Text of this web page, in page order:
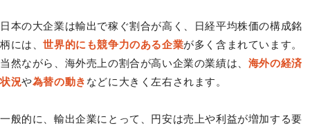
日本の大企業は輸出で稼ぐ割合が高く、日経平均株価の構成銘
柄には、世界的にも競争力のある企業が多く含まれています。
当然ながら、海外売上の割合が高い企業の業績は、 海外の経済
状況や為替の動き などに大きく左右されます。
一般的に、輸出企業にとって、円安は売上や利益が増加する要